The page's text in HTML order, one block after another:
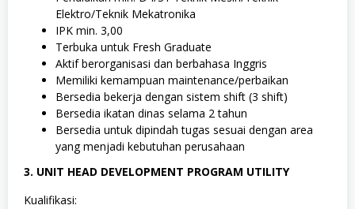
Elektro/Teknik Mekatronika
IPK min. 3,00
Terbuka untuk Fresh Graduate
Aktif berorganisasi dan berbahasa Inggris
Memiliki kemampuan maintenance/perbaikan
Bersedia bekerja dengan sistem shift (3 shift)
Bersedia ikatan dinas selama 2 tahun
Bersedia untuk dipindah tugas sesuai dengan area
yang menjadi kebutuhan perusahaan
3. UNIT HEAD DEVELOPMENT PROGRAM UTILITY
Kualifikasi: